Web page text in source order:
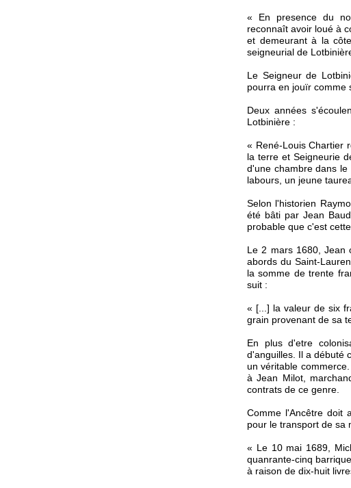
« En presence du
reconnaît avoir loué à
et demeurant à la
seigneurial de
Le Seigneur de
pourra en jouïr comme
Deux années
Lotbinière :
« René-Louis Chartier
la terre et Seigneurie
d'une chambre dans
labours, un jeune
Selon l'historien
été bâti par Jean
probable que c'est
Le 2 mars 1680, Jean
abords du Saint-
la somme de trente
suit :
« [...] la valeur de six
grain provenant de sa
En plus d'etre
d'anguilles. Il a débuté
un véritable
à Jean Milot,
contrats de ce genre.
Comme l'Ancêtre doit
pour le transport de sa
« Le 10 mai 1689,
quanrante-cinq
à raison de dix-huit